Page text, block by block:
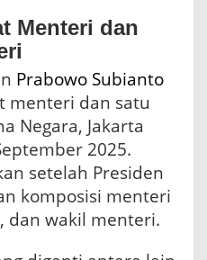
Menteri dan
Prabowo Subianto
menteri dan satu
Negara, Jakarta
2025.
setelah Presiden
komposisi menteri
dan wakil menteri.